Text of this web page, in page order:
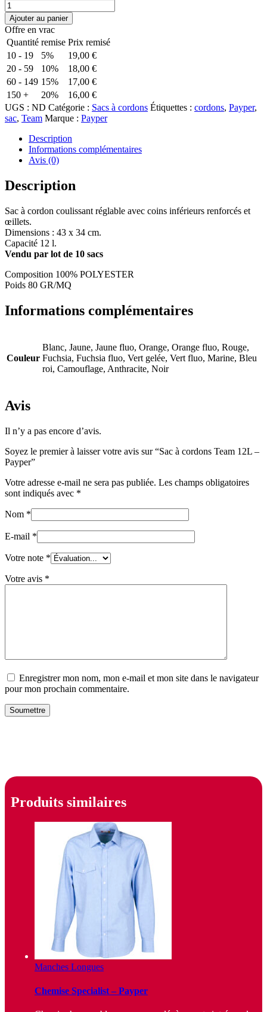
Ajouter au panier
Offre en vrac
Quantité remise Prix remisé
10 - 19
5% 19,00 €
20 - 59
10% 18,00 €
60 - 149 15% 17,00 €
150 +
20% 16,00 €
UGS : ND Catégorie : Sacs à cordons Étiquettes : cordons, Payper,
sac, Team Marque : Payper
Description
Informations complémentaires
Avis (0)
Description
Sac à cordon coulissant réglable avec coins inférieurs renforcés et
œillets.
Dimensions : 43 x 34 cm.
Capacité 12 l.
Vendu par lot de 10 sacs
Composition 100% POLYESTER
Poids 80 GR/MQ
Informations complémentaires
Couleur
Blanc, Jaune, Jaune fluo, Orange, Orange fluo, Rouge,
Fuchsia, Fuchsia fluo, Vert gelée, Vert fluo, Marine, Bleu
roi, Camouflage, Anthracite, Noir
Avis
Il n’y a pas encore d’avis.
Soyez le premier à laisser votre avis sur “Sac à cordons Team 12L –
Payper”
Votre adresse e-mail ne sera pas publiée. Les champs obligatoires
sont indiqués avec *
Nom *
E-mail *
Votre note *
Votre avis *
Enregistrer mon nom, mon e-mail et mon site dans le navigateur
pour mon prochain commentaire.
Produits similaires
Manches Longues
Chemise Specialist – Payper